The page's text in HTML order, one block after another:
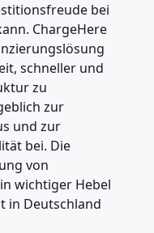
bei
ChargeHere
schneller und
zu
zur
und zur
bei. Die
von
wichtiger Hebel
in Deutschland